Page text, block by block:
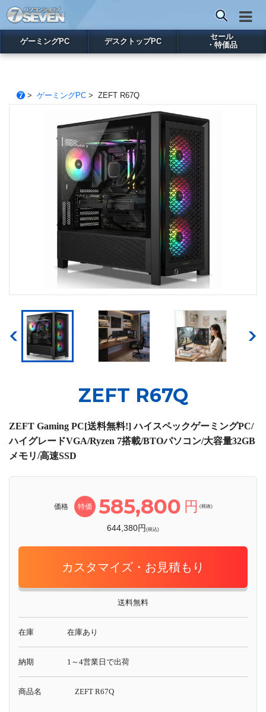
ゲーミングPC デスクトップPC
セール
・特価品
> ゲーミングPC> ZEFT R67Q
ZEFT R67Q
ZEFT Gaming PC[送料無料!] ハイスペックゲーミングPC/
ハイグレードVGA/Ryzen 7搭載/BTOパソコン/大容量32GB
メモリ/高速SSD
価格 特価 585,800 円 (税抜)
644,380円(税込)
カスタマイズ・お見積もり
送料無料
在庫 在庫あり
納期 1～4営業日で出荷
商品名 ZEFT R67Q